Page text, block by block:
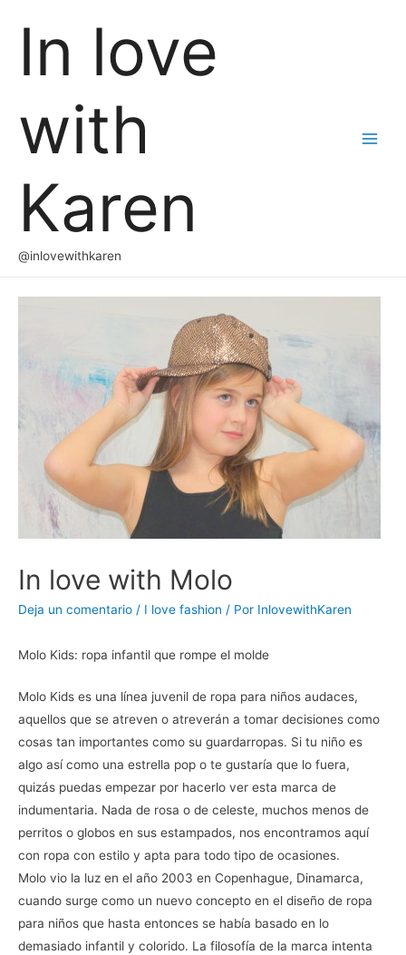
In love
with
Karen
@inlovewithkaren
In love with Molo
Deja un comentario / I love fashion / Por InlovewithKaren
Molo Kids: ropa infantil que rompe el molde
Molo Kids es una línea juvenil de ropa para niños audaces,
aquellos que se atreven o atreverán a tomar decisiones como
cosas tan importantes como su guardarropas. Si tu niño es
algo así como una estrella pop o te gustaría que lo fuera,
quizás puedas empezar por hacerlo ver esta marca de
indumentaria. Nada de rosa o de celeste, muchos menos de
perritos o globos en sus estampados, nos encontramos aquí
con ropa con estilo y apta para todo tipo de ocasiones.
Molo vio la luz en el año 2003 en Copenhague, Dinamarca,
cuando surge como un nuevo concepto en el diseño de ropa
para niños que hasta entonces se había basado en lo
demasiado infantil y colorido. La filosofía de la marca intenta